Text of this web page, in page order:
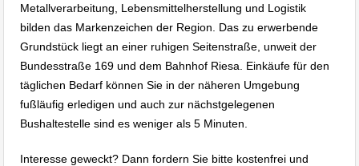
Metallverarbeitung, Lebensmittelherstellung und Logistik
bilden das Markenzeichen der Region. Das zu erwerbende
Grundstück liegt an einer ruhigen Seitenstraße, unweit der
Bundesstraße 169 und dem Bahnhof Riesa. Einkäufe für den
täglichen Bedarf können Sie in der näheren Umgebung
fußläufig erledigen und auch zur nächstgelegenen
Bushaltestelle sind es weniger als 5 Minuten.
Interesse geweckt? Dann fordern Sie bitte kostenfrei und